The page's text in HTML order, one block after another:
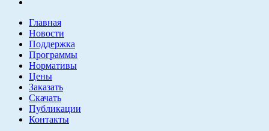
Главная
Новости
Поддержка
Программы
Нормативы
Цены
Заказать
Скачать
Публикации
Контакты